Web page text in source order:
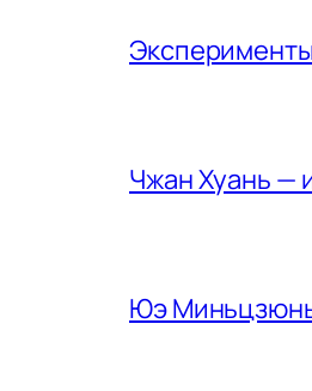
Чжан Хуань —
Юэ